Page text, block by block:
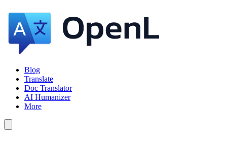
Blog
Translate
Doc Translator
AI Humanizer
More